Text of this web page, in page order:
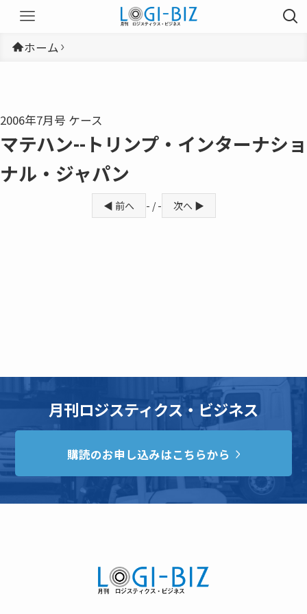
ホーム
2006年7月号 ケース
マテハン--トリンプ・インターナショ
ナル・ジャパン
◀ 前へ - / - 次へ ▶
月刊ロジスティクス・ビジネス
購読のお申し込みはこちらから